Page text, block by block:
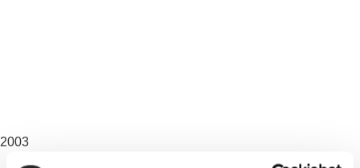
2003